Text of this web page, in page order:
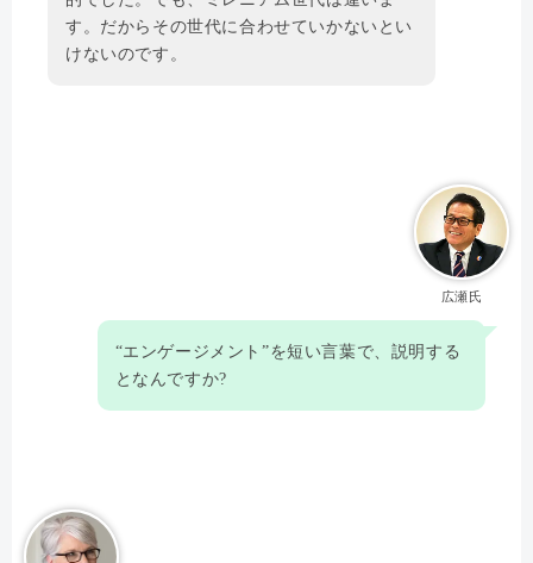
す。だからその世代に合わせていかないとい
けないのです。
広瀬氏
“エンゲージメント”を短い言葉で、説明する
となんですか?